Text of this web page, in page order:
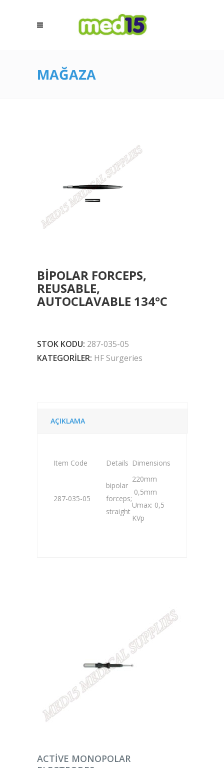
MAĞAZA
BIPOLAR FORCEPS,
REUSABLE,
AUTOCLAVABLE 134°C
STOK KODU: 287-035-05
KATEGORILER: HF Surgeries
AÇIKLAMA
Item Code Details Dimensions
287-035-05
bipolar
forceps;
straight
220mm
0,5mm
Umax: 0,5
KVp
DEVAMINI OKU
ACTIVE MONOPOLAR